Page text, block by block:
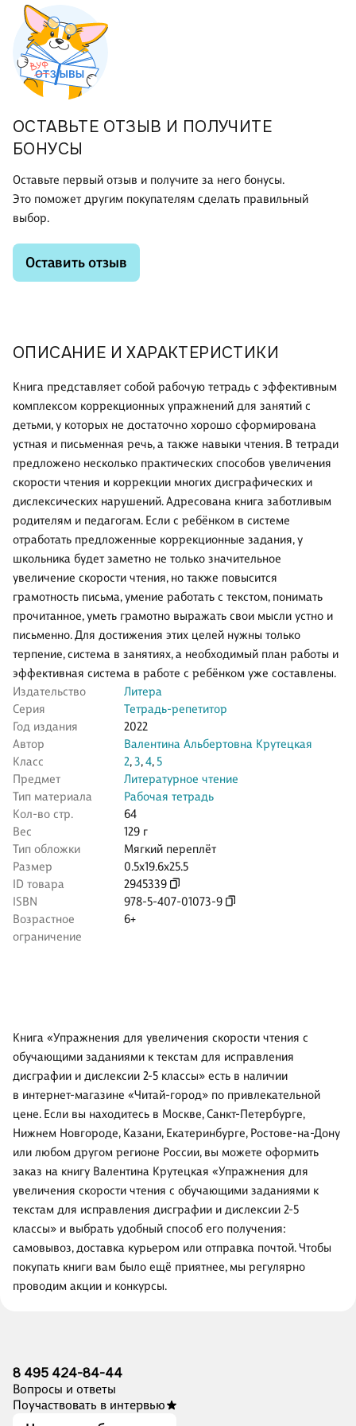
ОПИСАНИЕ И ХАРАКТЕРИСТИКИ
Книга представляет собой рабочую тетрадь с эффективным
комплексом коррекционных упражнений для занятий с
детьми, у которых не достаточно хорошо сформирована
устная и письменная речь, а также навыки чтения. В тетради
предложено несколько практических способов увеличения
скорости чтения и коррекции многих дисграфических и
дислексических нарушений. Адресована книга заботливым
родителям и педагогам. Если с ребёнком в системе
отработать предложенные коррекционные задания, у
школьника будет заметно не только значительное
увеличение скорости чтения, но также повысится
грамотность письма, умение работать с текстом, понимать
прочитанное, уметь грамотно выражать свои мысли устно и
письменно. Для достижения этих целей нужны только
терпение, система в занятиях, а необходимый план работы и
эффективная система в работе с ребёнком уже составлены.
Издательство
Литера
Серия
Тетрадь-репетитор
Год издания
2022
Автор
Валентина Альбертовна Крутецкая
Класс
2,3,4,5
Предмет
Литературное чтение
Тип материала
Рабочая тетрадь
Кол-во стр.
64
Вес
129 г
Тип обложки
Мягкий переплёт
Размер
0.5x19.6x25.5
ID товара
2945339
ISBN
978-5-407-01073-9
Возрастное
ограничение
6+
ОСТАВЬТЕ ОТЗЫВ И ПОЛУЧИТЕ
БОНУСЫ
Оставьте первый отзыв и получите за него бонусы.
Это поможет другим покупателям сделать правильный
выбор.
Оставить отзыв
Книга «Упражнения для увеличения скорости чтения с
обучающими заданиями к текстам для исправления
дисграфии и дислексии 2-5 классы» есть в наличии
в интернет-магазине «Читай-город» по привлекательной
цене. Если вы находитесь в Москве, Санкт-Петербурге,
Нижнем Новгороде, Казани, Екатеринбурге, Ростове-на-Дону
или любом другом регионе России, вы можете оформить
заказ на книгу Валентина Крутецкая «Упражнения для
увеличения скорости чтения с обучающими заданиями к
текстам для исправления дисграфии и дислексии 2-5
классы» и выбрать удобный способ его получения:
самовывоз, доставка курьером или отправка почтой. Чтобы
покупать книги вам было ещё приятнее, мы регулярно
проводим акции и конкурсы.
8 495 424-84-44
Вопросы и ответы
Поучаствовать в интервью